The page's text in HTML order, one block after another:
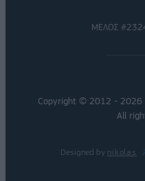
ΜΕΛΟΣ
Copyright © 2012 - 2026
All
Designed by nikolas